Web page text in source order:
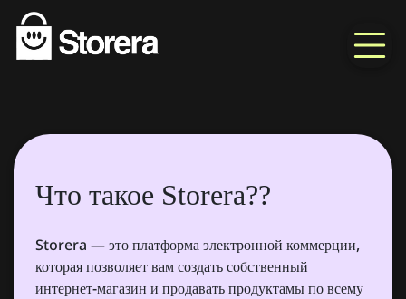
Что такое Storera??
Storera — это платформа электронной коммерции,
которая позволяет вам создать собственный
интернет-магазин и продавать продуктамы по всему